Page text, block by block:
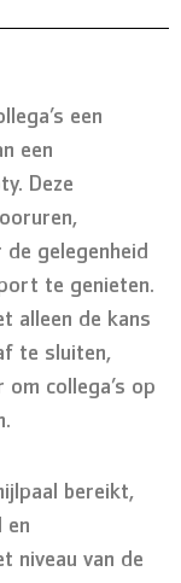
een
een
Deze
gelegenheid
te genieten.
alleen de kans
te sluiten,
collega’s op
bereikt,
en
niveau van de